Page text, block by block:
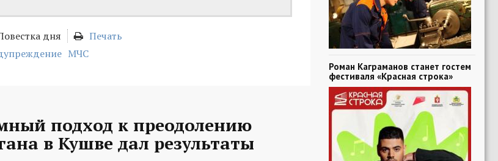
дня
Печать
МЧС
подход к преодолению
в Кушве дал результаты
Роман Каграманов станет гостем
фестиваля «Красная строка»